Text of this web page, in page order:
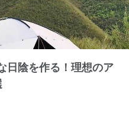
日陰を作る！理想のア